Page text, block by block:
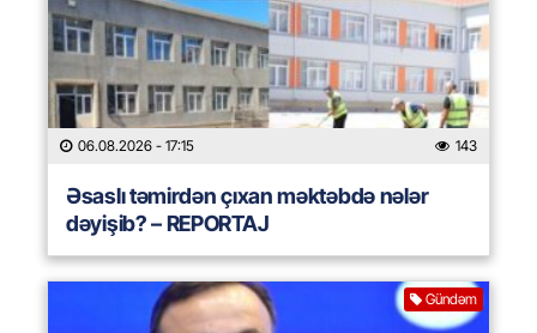
06.08.2026 - 17:15 143
Əsaslı təmirdən çıxan məktəbdə nələr
dəyişib? – REPORTAJ
Gündəm